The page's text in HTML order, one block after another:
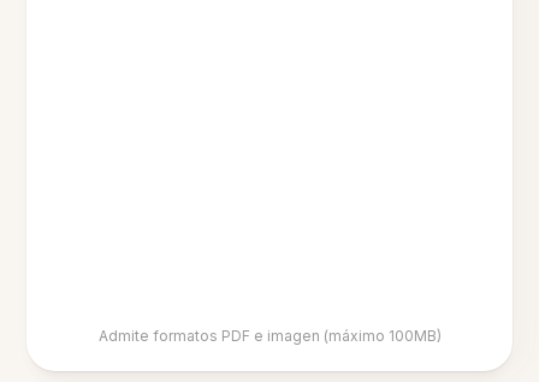
Admite formatos PDF e imagen (máximo 100MB)